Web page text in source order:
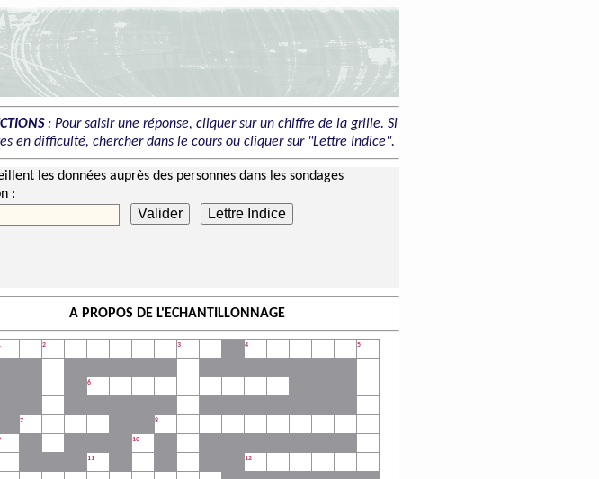
: Pour saisir une réponse, cliquer sur un chiffre de la grille. Si
en difficulté, chercher dans le cours ou cliquer sur "Lettre Indice".
les données auprès des personnes dans les sondages
:
Valider Lettre Indice
A PROPOS DE L'ECHANTILLONNAGE
2 3 4 5
6
7 8
10
11 12